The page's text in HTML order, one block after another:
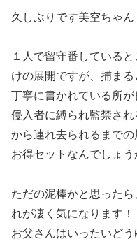
久しぶりです美空ちゃん
１人で留守番している
けの展開ですが、捕ま
丁寧に書かれている所が
侵入者に縛られ監禁さ
から連れ去られるまで
お得セットなんでしょう
ただの泥棒かと思った
れが凄く気になります！
お父さんはいったいど